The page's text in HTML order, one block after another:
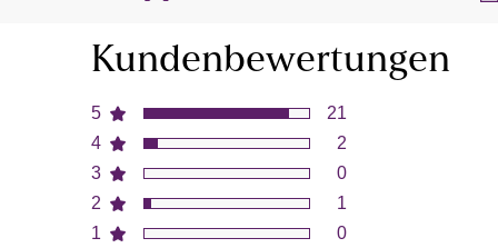
Kundenbewertungen
5
4
3
2
1
21
2
0
1
0